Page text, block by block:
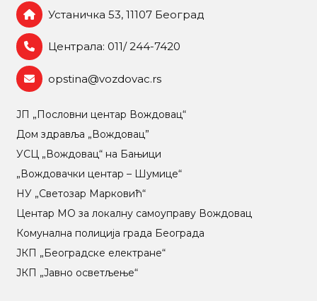
Устаничка 53, 11107 Београд
Централа: 011/ 244-7420
opstina@vozdovac.rs
ЈП „Пословни центар Вождовац“
Дом здравља „Вождовац”
УСЦ „Вождовац“ на Бањици
„Вождовачки центар – Шумице“
НУ „Светозар Марковић“
Центар МO за локалну самоуправу Вождовац
Комунална полиција града Београда
ЈКП „Београдске електране“
ЈКП „Јавно осветљење“